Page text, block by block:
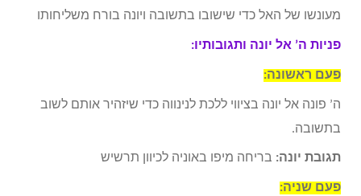
מעונשו של האל כדי שישובו בתשובה ויונה בורח משליחותו
פניות ה’ אל יונה ותגובותיו:
פעם ראשונה:
ה’ פונה אל יונה בציווי ללכת לנינווה כדי שיזהיר אותם לשוב
בתשובה.
תגובת יונה: בריחה מיפו באוניה לכיוון תרשיש
פעם שניה: